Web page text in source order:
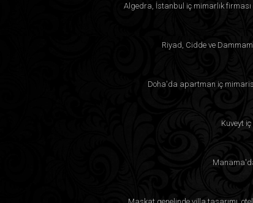
Algedra, İstanbul iç mimarlık
Riyad, Cidde ve
Doha'da apartman iç
Kuveyt